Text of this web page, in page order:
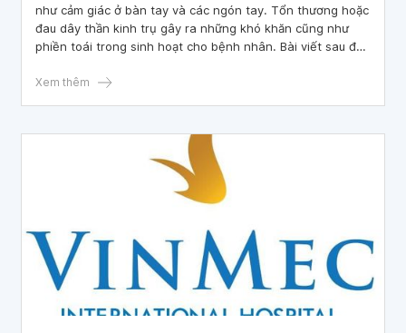
như cảm giác ở bàn tay và các ngón tay. Tổn thương hoặc
đau dây thần kinh trụ gây ra những khó khăn cũng như
phiền toái trong sinh hoạt cho bệnh nhân. Bài viết sau đề
các biện pháp phục hồi chức năng.
Xem thêm